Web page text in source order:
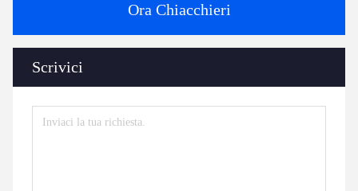
Ora Chiacchieri
Scrivici